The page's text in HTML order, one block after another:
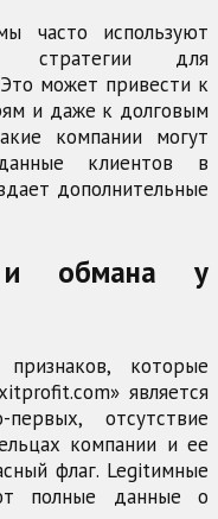
часто используют
стратегии для
может привести к
и даже к долговым
компании могут
клиентов в
дополнительные
и обмана у
которые
является
отсутствие
компании и ее
флаг. Legitимные
полные данные о